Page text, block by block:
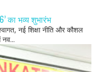
का भव्य शुभारंभ
नई शिक्षा नीति और कौशल
नव...